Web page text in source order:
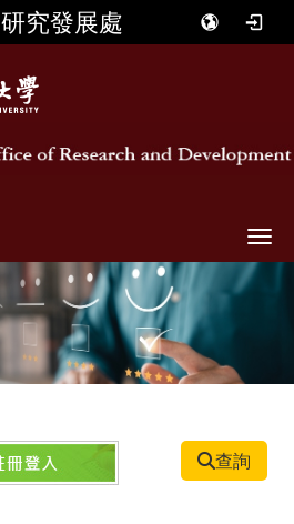
研究發展處
查詢